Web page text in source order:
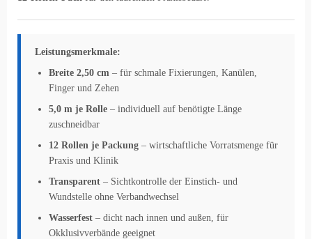
Leistungsmerkmale:
Breite 2,50 cm – für schmale Fixierungen, Kanülen,
Finger und Zehen
5,0 m je Rolle – individuell auf benötigte Länge
zuschneidbar
12 Rollen je Packung – wirtschaftliche Vorratsmenge für
Praxis und Klinik
Transparent – Sichtkontrolle der Einstich- und
Wundstelle ohne Verbandwechsel
Wasserfest – dicht nach innen und außen, für
Okklusivverbände geeignet